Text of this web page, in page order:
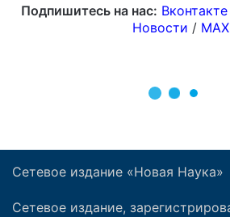
Сетевое издание «Новая Наука»
Сетевое издание,